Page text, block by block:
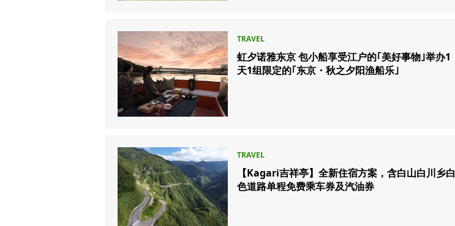
虹夕诺雅东京 包小船享受江户的｢美好事物｣举办1
天1组限定的｢东京・秋之夕阳渔船乐｣
【Kagari吉祥亭】全新住宿方案，含白山白川乡白
色道路单程免费乘车券及汽油券